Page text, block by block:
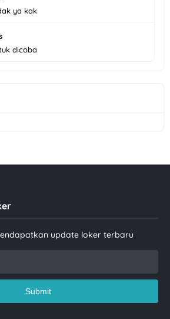
ya kak
dicoba
update loker terbaru